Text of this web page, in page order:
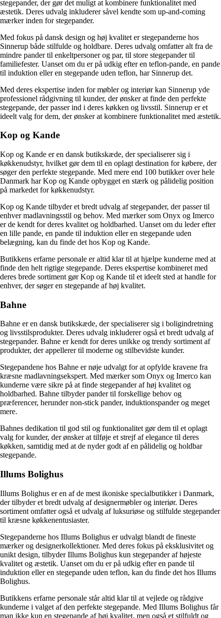
stegepander, der gør det muligt at kombinere funktionalitet med
æstetik. Deres udvalg inkluderer såvel kendte som up-and-coming
mærker inden for stegepander.
Med fokus på dansk design og høj kvalitet er stegepanderne hos
Sinnerup både stilfulde og holdbare. Deres udvalg omfatter alt fra de
mindre pander til enkeltpersoner og par, til store stegepander til
familiefester. Uanset om du er på udkig efter en teflon-pande, en pande
til induktion eller en stegepande uden teflon, har Sinnerup det.
Med deres ekspertise inden for møbler og interiør kan Sinnerup yde
professionel rådgivning til kunder, der ønsker at finde den perfekte
stegepande, der passer ind i deres køkken og livsstil. Sinnerup er et
ideelt valg for dem, der ønsker at kombinere funktionalitet med æstetik.
Kop og Kande
Kop og Kande er en dansk butikskæde, der specialiserer sig i
køkkenudstyr, hvilket gør dem til en oplagt destination for købere, der
søger den perfekte stegepande. Med mere end 100 butikker over hele
Danmark har Kop og Kande opbygget en stærk og pålidelig position
på markedet for køkkenudstyr.
Kop og Kande tilbyder et bredt udvalg af stegepander, der passer til
enhver madlavningsstil og behov. Med mærker som Onyx og Imerco
er de kendt for deres kvalitet og holdbarhed. Uanset om du leder efter
en lille pande, en pande til induktion eller en stegepande uden
belægning, kan du finde det hos Kop og Kande.
Butikkens erfarne personale er altid klar til at hjælpe kunderne med at
finde den helt rigtige stegepande. Deres ekspertise kombineret med
deres brede sortiment gør Kop og Kande til et ideelt sted at handle for
enhver, der søger en stegepande af høj kvalitet.
Bahne
Bahne er en dansk butikskæde, der specialiserer sig i boligindretning
og livsstilsprodukter. Deres udvalg inkluderer også et bredt udvalg af
stegepander. Bahne er kendt for deres unikke og trendy sortiment af
produkter, der appellerer til moderne og stilbevidste kunder.
Stegepandene hos Bahne er nøje udvalgt for at opfylde kravene fra
kræsne madlavningsekspert. Med mærker som Onyx og Imerco kan
kunderne være sikre på at finde stegepander af høj kvalitet og
holdbarhed. Bahne tilbyder pander til forskellige behov og
præferencer, herunder non-stick pander, induktionspander og meget
mere.
Bahnes dedikation til god stil og funktionalitet gør dem til et oplagt
valg for kunder, der ønsker at tilføje et strejf af elegance til deres
køkken, samtidig med at de nyder godt af en pålidelig og holdbar
stegepande.
Illums Bolighus
Illums Bolighus er en af de mest ikoniske specialbutikker i Danmark,
der tilbyder et bredt udvalg af designermøbler og interiør. Deres
sortiment omfatter også et udvalg af luksuriøse og stilfulde stegepander
til kræsne køkkenentusiaster.
Stegepanderne hos Illums Bolighus er udvalgt blandt de fineste
mærker og designerkollektioner. Med deres fokus på eksklusivitet og
unikt design, tilbyder Illums Bolighus kun stegepander af højeste
kvalitet og æstetik. Uanset om du er på udkig efter en pande til
induktion eller en stegepande uden teflon, kan du finde det hos Illums
Bolighus.
Butikkens erfarne personale står altid klar til at vejlede og rådgive
kunderne i valget af den perfekte stegepande. Med Illums Bolighus får
man ikke kun en stegepande af høj kvalitet, men også et stilfuldt og